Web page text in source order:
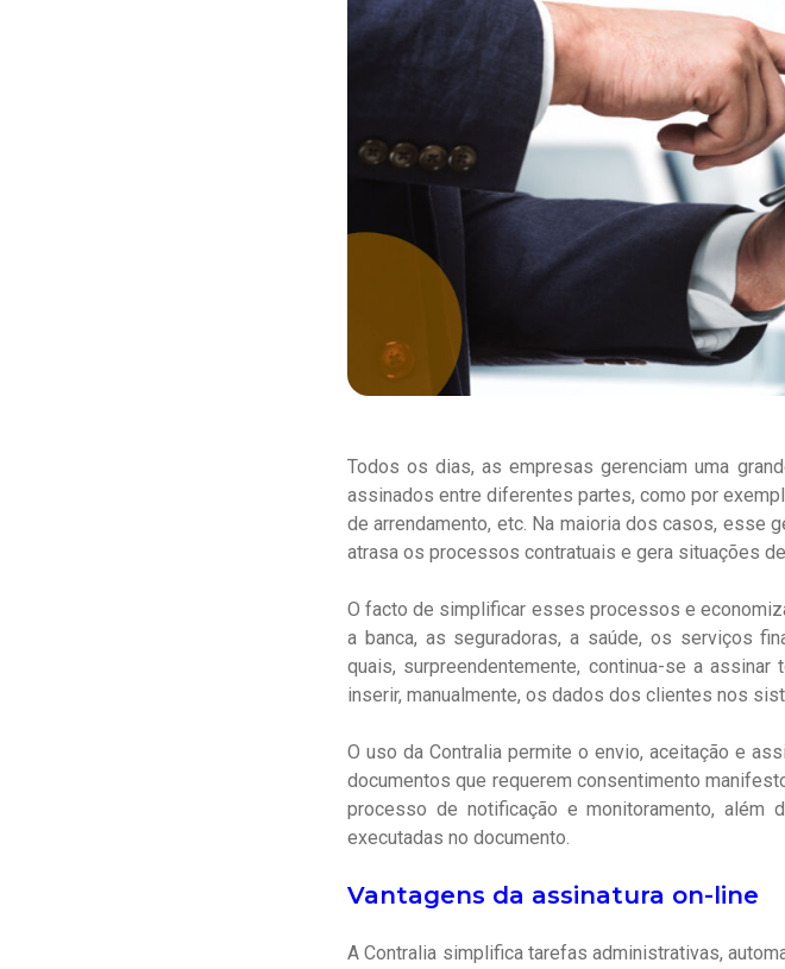
Todos os dias, as empresas gerenciam uma
assinados entre diferentes partes, como por
de arrendamento, etc. Na maioria dos casos, esse
atrasa os processos contratuais e gera situações
O facto de simplificar esses processos e
a banca, as seguradoras, a saúde, os serviços
quais, surpreendentemente, continua-se a
inserir, manualmente, os dados dos clientes nos
O uso da Contralia permite o envio, aceitação e
documentos que requerem consentimento
processo de notificação e monitoramento, além
executadas no documento.
Vantagens da assinatura on-line
A Contralia simplifica tarefas administrativas,